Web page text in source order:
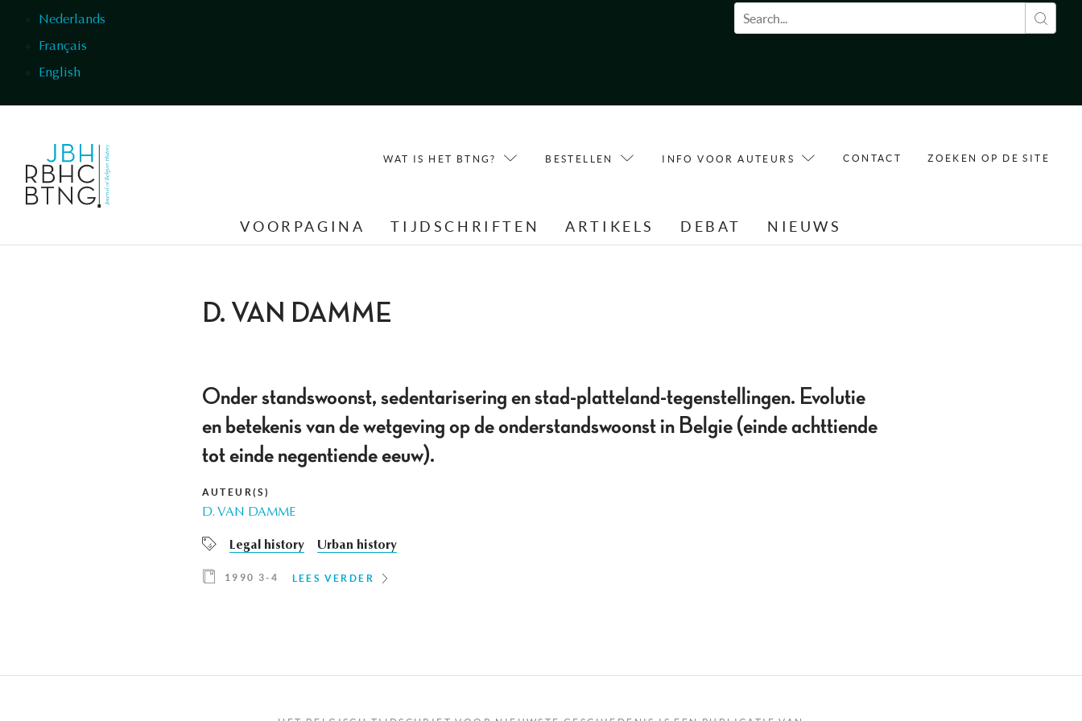
Nederlands
Français
English
Zoekveld
WAT IS HET BTNG? BESTELLEN INFO VOOR AUTEURS CONTACT ZOEKEN OP DE SITE
VOORPAGINA TIJDSCHRIFTEN ARTIKELS DEBAT NIEUWS
D. VAN DAMME
Onder standswoonst, sedentarisering en stad-platteland-tegenstellingen. Evolutie
en betekenis van de wetgeving op de onderstandswoonst in Belgie (einde achttiende
tot einde negentiende eeuw).
AUTEUR(S)
D. VAN DAMME
Legal history Urban history
1990 3-4 LEES VERDER